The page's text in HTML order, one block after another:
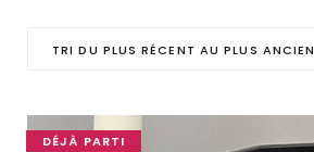
TRI DU PLUS RÉCENT AU PLUS ANCIEN
DÉJÀ PARTI